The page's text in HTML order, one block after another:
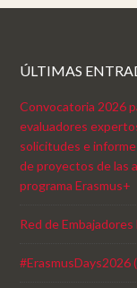
ÚLTIMAS
Convocatoria 2026
evaluadores
solicitudes e
de proyectos de las
programa Erasmus+
Red de
#ErasmusDays2026